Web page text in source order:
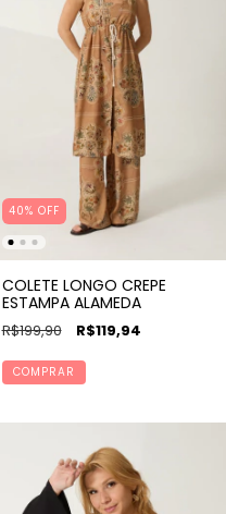
40% OFF
COLETE LONGO CREPE
ESTAMPA ALAMEDA
R$199,90 R$119,94
COMPRAR